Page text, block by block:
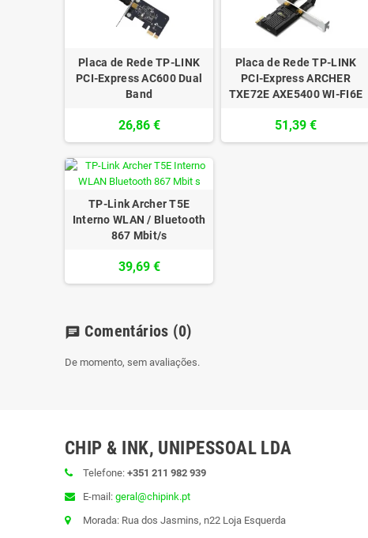
Placa de Rede TP-LINK
PCI-Express AC600 Dual
Band
26,86 €
Placa de Rede TP-LINK
PCI-Express ARCHER
TXE72E AXE5400 WI-FI6E
51,39 €
TP-Link Archer T5E
Interno WLAN / Bluetooth
867 Mbit/s
39,69 €
chat Comentários (0)
De momento, sem avaliações.
CHIP & INK, UNIPESSOAL LDA
Telefone: +351 211 982 939
E-mail: geral@chipink.pt
Morada: Rua dos Jasmins, n22 Loja Esquerda